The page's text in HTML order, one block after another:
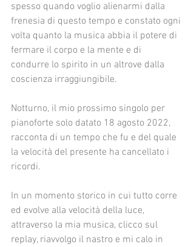
spesso quando voglio alienarmi dalla
frenesia di questo tempo e constato ogni
volta quanto la musica abbia il potere di
fermare il corpo e la mente e di
condurre lo spirito in un altrove dalla
coscienza irraggiungibile.
Notturno, il mio prossimo singolo per
pianoforte solo datato 18 agosto 2022,
racconta di un tempo che fu e del quale
la velocità del presente ha cancellato i
ricordi.
In un momento storico in cui tutto corre
ed evolve alla velocità della luce,
attraverso la mia musica, clicco sul
replay, riavvolgo il nastro e mi calo in